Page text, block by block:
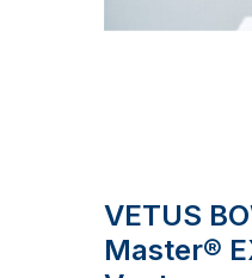
VETUS
Master®